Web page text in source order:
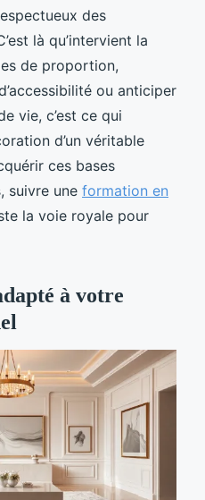
des
là qu’intervient la
de proportion,
ou anticiper
vie, c’est ce qui
d’un véritable
ces bases
suivre une formation en
la voie royale pour
à votre